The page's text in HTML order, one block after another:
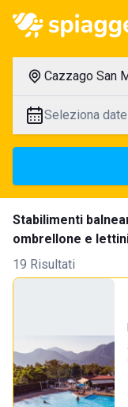
Cazzago San
Seleziona date
Stabilimenti
ombrellone e
19 Risultati